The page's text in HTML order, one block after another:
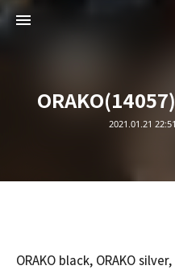
2021.01.21 22:51
ORAKO black, ORAKO